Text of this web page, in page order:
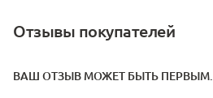
Отзывы покупателей
ВАШ ОТЗЫВ МОЖЕТ БЫТЬ ПЕРВЫМ.